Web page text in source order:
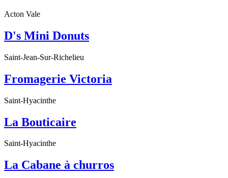
Acton Vale
D's Mini Donuts
Saint-Jean-Sur-Richelieu
Fromagerie Victoria
Saint-Hyacinthe
La Bouticaire
Saint-Hyacinthe
La Cabane à churros